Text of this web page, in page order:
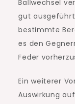
Ballwechsel
gut
bestimmte
es den
Feder
Ein weiterer
Auswirkung